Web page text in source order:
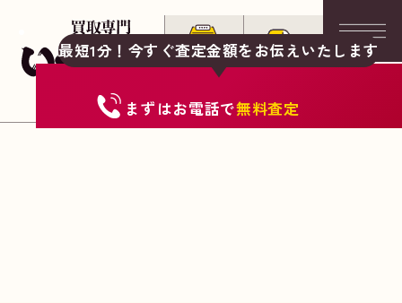
最短1分！今すぐ査定金額をお伝えいたします
まずはお電話で無料査定